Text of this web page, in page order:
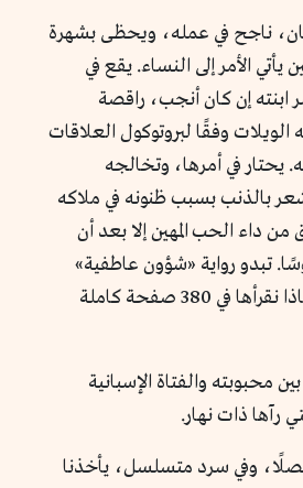
ناجح في عمله، ويحظى بشهرة
يأتي الأمر إلى النساء. يقع في
ابنته إن كان أنجب، راقصة
وفقًا لبروتوكول العلاقات
يحتار في أمرها، وتخالجه
بالذنب بسبب ظنونه في ملاكه
من داء الحب المهين إلا بعد أن
تبدو رواية «شؤون عاطفية»
حكاية معتادة، فلماذا نقرأها في 380 صفحة كاملة
محبوبته والفتاة الإسبانية
رآها ذات نهار.
وفي سرد متسلسل، يأخذنا